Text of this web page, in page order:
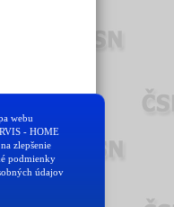
webu
- HOME
zlepšenie
podmienky
údajov